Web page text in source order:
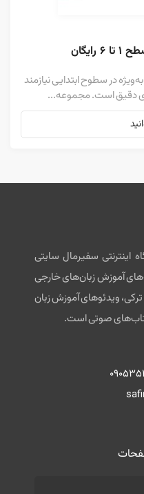
در سطوح ابتدایی نیازمند
دقیق است. مجموعه...
سفیرمال سایتی
آموزش زبان‌های خارجی
ترکی، ویدئوهای آموزش زبان
کتاب‌های صوتی است.